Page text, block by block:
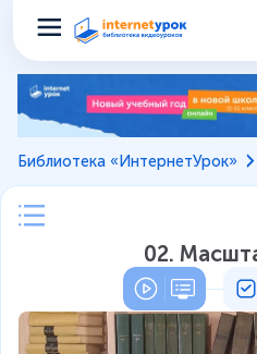
Библиотека «ИнтернетУрок»
02.